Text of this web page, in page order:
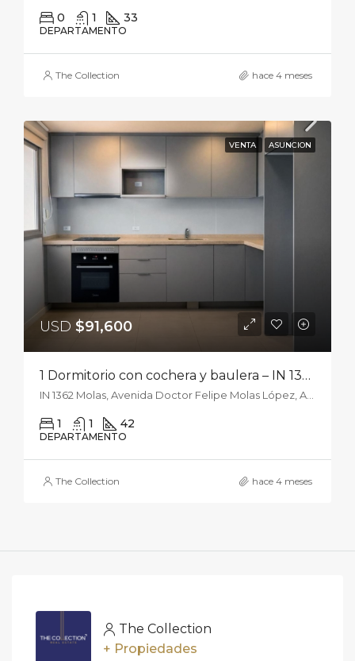
0 1 33
DEPARTAMENTO
The Collection hace 4 meses
VENTA ASUNCION
USD $91,600
1 Dormitorio con cochera y baulera – IN 1362 Molas 1301
1 1 42
DEPARTAMENTO
The Collection hace 4 meses
The Collection
+ Propiedades